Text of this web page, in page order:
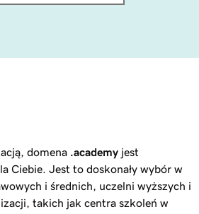
domena .academy jest
Ciebie. Jest to doskonały wybór w
i średnich, uczelni wyższych i
takich jak centra szkoleń w